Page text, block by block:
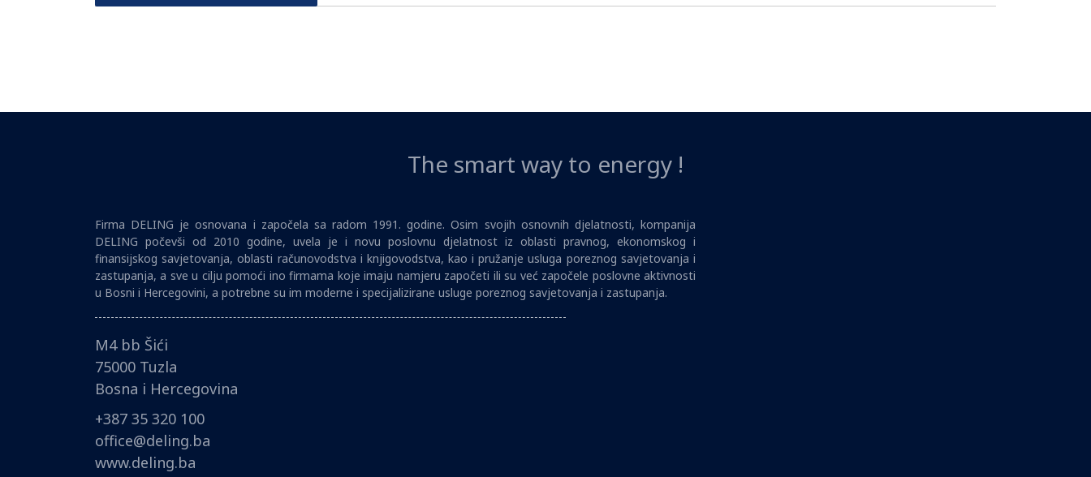
The smart way to energy !
Firma DELING je osnovana i započela sa radom 1991. godine. Osim svojih osnovnih djelatnosti, kompanija
DELING počevši od 2010 godine, uvela je i novu poslovnu djelatnost iz oblasti pravnog, ekonomskog i
finansijskog savjetovanja, oblasti računovodstva i knjigovodstva, kao i pružanje usluga poreznog savjetovanja i
zastupanja, a sve u cilju pomoći ino firmama koje imaju namjeru započeti ili su već započele poslovne aktivnosti
u Bosni i Hercegovini, a potrebne su im moderne i specijalizirane usluge poreznog savjetovanja i zastupanja.
M4 bb Šići
75000 Tuzla
Bosna i Hercegovina
+387 35 320 100
office@deling.ba
www.deling.ba